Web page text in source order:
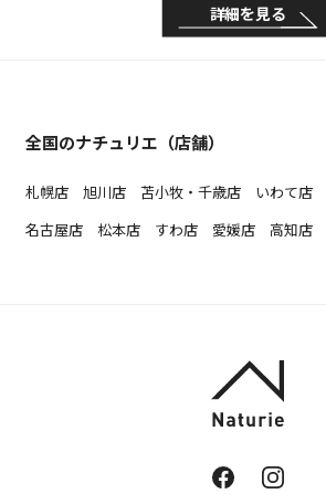
詳細を見る
全国のナチュリエ（店舗）
札幌店 旭川店 苫小牧・千歳店 いわて店
名古屋店
松本店 すわ店 愛媛店 高知店